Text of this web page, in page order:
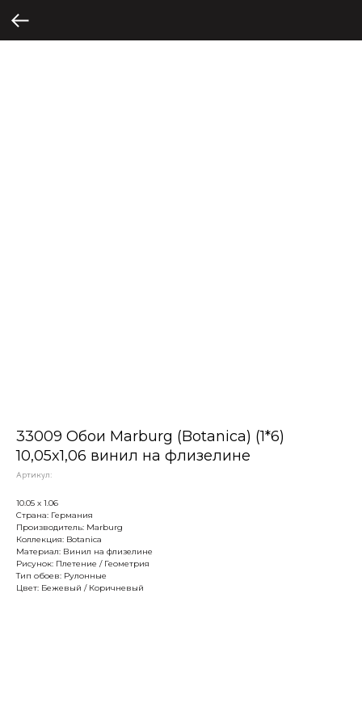
33009 Обои Marburg (Botanica) (1*6)
10,05x1,06 винил на флизелине
Артикул:
10.05 х 1.06
Страна: Германия
Производитель: Marburg
Коллекция: Botanica
Материал: Винил на флизелине
Рисунок: Плетение / Геометрия
Тип обоев: Рулонные
Цвет: Бежевый / Коричневый